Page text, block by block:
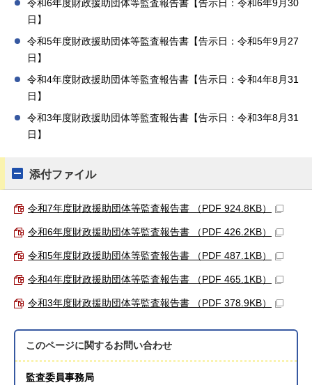
令和6年度財政援助団体等監査報告書【告示日：令和6年9月30
日】
令和5年度財政援助団体等監査報告書【告示日：令和5年9月27
日】
令和4年度財政援助団体等監査報告書【告示日：令和4年8月31
日】
令和3年度財政援助団体等監査報告書【告示日：令和3年8月31
日】
添付ファイル
令和7年度財政援助団体等監査報告書 （PDF 924.8KB）
令和6年度財政援助団体等監査報告書 （PDF 426.2KB）
令和5年度財政援助団体等監査報告書 （PDF 487.1KB）
令和4年度財政援助団体等監査報告書 （PDF 465.1KB）
令和3年度財政援助団体等監査報告書 （PDF 378.9KB）
このページに関するお問い合わせ
監査委員事務局